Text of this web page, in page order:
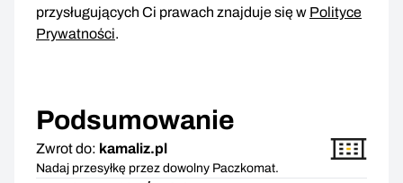
przysługujących Ci prawach znajduje się w Polityce
Prywatności.
Podsumowanie
Zwrot do: kamaliz.pl
Nadaj przesyłkę przez dowolny Paczkomat.